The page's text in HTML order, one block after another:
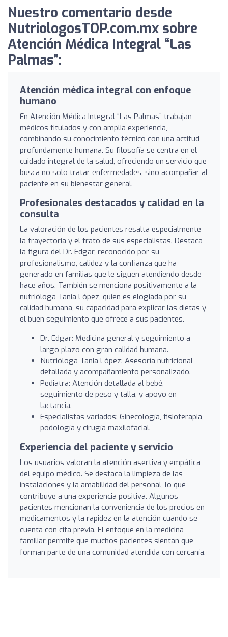
Nuestro comentario desde
NutriologosTOP.com.mx sobre
Atención Médica Integral “Las
Palmas”:
Atención médica integral con enfoque
humano
En Atención Médica Integral “Las Palmas” trabajan
médicos titulados y con amplia experiencia,
combinando su conocimiento técnico con una actitud
profundamente humana. Su filosofía se centra en el
cuidado integral de la salud, ofreciendo un servicio que
busca no solo tratar enfermedades, sino acompañar al
paciente en su bienestar general.
Profesionales destacados y calidad en la
consulta
La valoración de los pacientes resalta especialmente
la trayectoria y el trato de sus especialistas. Destaca
la figura del Dr. Edgar, reconocido por su
profesionalismo, calidez y la confianza que ha
generado en familias que le siguen atendiendo desde
hace años. También se menciona positivamente a la
nutrióloga Tania López, quien es elogiada por su
calidad humana, su capacidad para explicar las dietas y
el buen seguimiento que ofrece a sus pacientes.
Dr. Edgar: Medicina general y seguimiento a
largo plazo con gran calidad humana.
Nutrióloga Tania López: Asesoría nutricional
detallada y acompañamiento personalizado.
Pediatra: Atención detallada al bebé,
seguimiento de peso y talla, y apoyo en
lactancia.
Especialistas variados: Ginecología, fisioterapia,
podología y cirugía maxilofacial.
Experiencia del paciente y servicio
Los usuarios valoran la atención asertiva y empática
del equipo médico. Se destaca la limpieza de las
instalaciones y la amabilidad del personal, lo que
contribuye a una experiencia positiva. Algunos
pacientes mencionan la conveniencia de los precios en
medicamentos y la rapidez en la atención cuando se
cuenta con cita previa. El enfoque en la medicina
familiar permite que muchos pacientes sientan que
forman parte de una comunidad atendida con cercanía.